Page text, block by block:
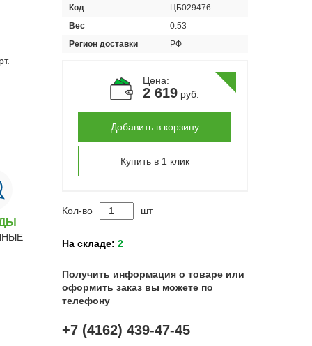
Код
ЦБ029476
Вес
0.53
Регион доставки
РФ
Цена:
2 619 руб.
Добавить в корзину
Купить в 1 клик
Кол-во шт
На складе: 2
Получить информация о товаре или
оформить заказ вы можете по
телефону
+7 (4162) 439-47-45